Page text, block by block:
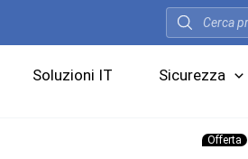
Products
search
Soluzioni IT Sicurezza
Offerta